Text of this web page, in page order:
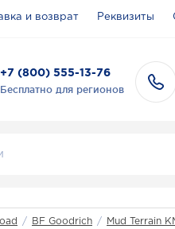
и возврат Реквизиты
+7 (800) 555-13-76
Бесплатно для регионов
/ BF Goodrich / Mud Terrain